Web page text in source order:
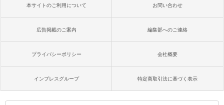
本サイトのご利用について お問い合わせ
広告掲載のご案内 編集部へのご連絡
プライバシーポリシー 会社概要
インプレスグループ 特定商取引法に基づく表示